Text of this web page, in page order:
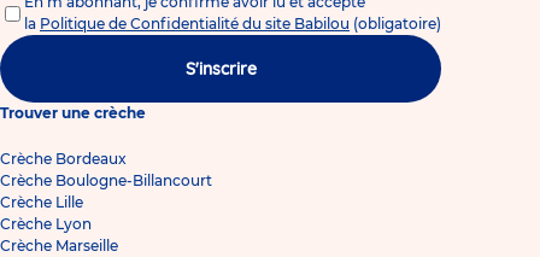
la Politique de Confidentialité du site Babilou (obligatoire)
S'inscrire
Trouver une crèche
Crèche Bordeaux
Crèche Boulogne-Billancourt
Crèche Lille
Crèche Lyon
Crèche Marseille